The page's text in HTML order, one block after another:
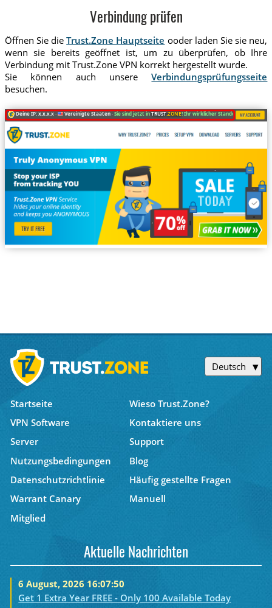
Verbindung prüfen
Öffnen Sie dieTrust.Zone Hauptseite ooder laden Sie sie neu,
wenn sie bereits geöffnet ist, um zu überprüfen, ob Ihre
Verbindung mit Trust.Zone VPN korrekt hergestellt wurde.
Sie können auch unsereVerbindungsprüfungsseite
besuchen.
Deine IP: x.x.x.x · Vereinigte Staaten ·Sie sind jetzt inTRUST.ZONE! Ihr wirklicher Standort ist
Deutsch
Startseite
Wieso Trust.Zone?
VPN Software
Kontaktiere uns
Server
Support
Nutzungsbedingungen
Blog
Datenschutzrichtlinie
Häufig gestellte Fragen
Warrant Canary
Manuell
Mitglied
Aktuelle Nachrichten
6 August, 2026 16:07:50
Get 1 Extra Year FREE - Only 100 Available Today